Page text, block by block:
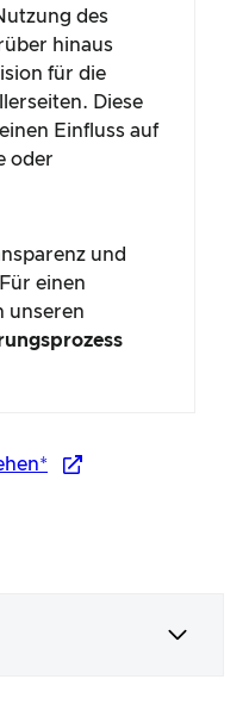
des
hinaus
für die
Diese
Einfluss auf
oder
und
einen
unseren